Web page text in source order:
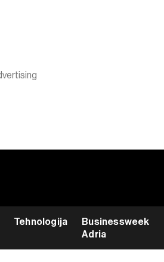
Tehnologija
Businessweek
Adria